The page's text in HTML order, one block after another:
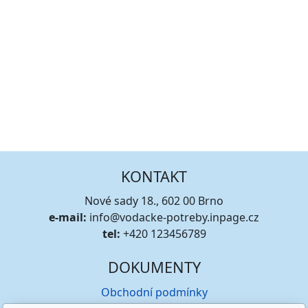
KONTAKT
Nové sady 18., 602 00 Brno
e-mail: info@vodacke-potreby.inpage.cz
tel: +420 123456789
DOKUMENTY
Obchodní podmínky